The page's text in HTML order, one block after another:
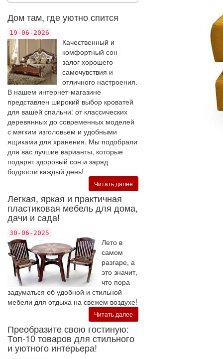
Дом там, где уютно спится
19-06-2026
Качественный и
комфортный сон -
залог хорошего
самочувствия и
отличного настроения.
В нашем интернет-магазине
представлен широкий выбор кроватей
для вашей спальни: от классических
деревянных до современных моделей
с мягким изголовьем и удобными
ящиками для хранения. Мы подобрали
для вас лучшие варианты, которые
подарят здоровый сон и заряд
бодрости каждый день!
Читать далее
Легкая, яркая и практичная
пластиковая мебель для дома,
дачи и сада!
30-06-2025
Лето в
самом
разгаре, а
это значит,
что пора
задуматься об удобной и стильной
мебели для отдыха на свежем воздухе!
Читать далее
Преобразите свою гостиную:
Топ-10 товаров для стильного
и уютного интерьера!